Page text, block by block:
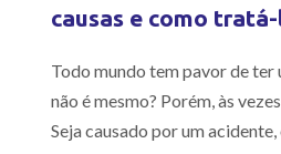
causas e como
Todo mundo tem pavor de ter
não é mesmo? Porém, às
Seja causado por um acidente,